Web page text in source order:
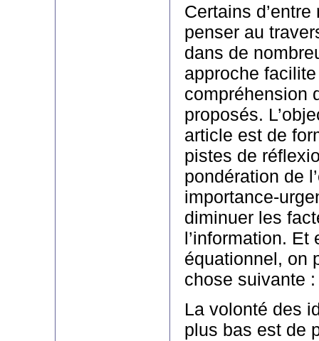
Certains
penser au
dans de
approche
compréhension
proposés.
article est de
pistes de
pondération de
importance-
diminuer les
l’information. Et
équationnel, on
chose suivante :
La volonté des
plus bas est de